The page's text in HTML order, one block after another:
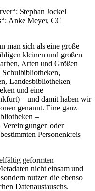
Stephan Jockel
Anke Meyer, CC
man sich als eine große
kleinen und großen
Arten und Größen
Schulbibliotheken,
Landesbibliotheken,
und eine
– und damit haben wir
genannt. Eine ganz
–
Vereinigungen oder
Personenkreis
geformten
nicht einsam und
nutzen die ebenso
Datenaustauschs.